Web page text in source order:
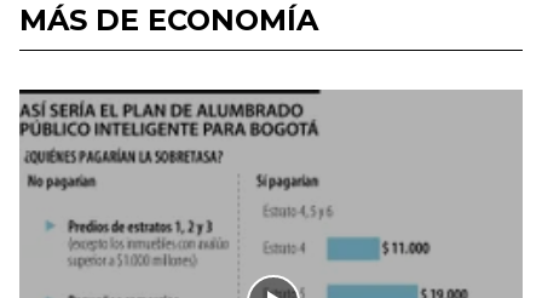
MÁS DE ECONOMÍA